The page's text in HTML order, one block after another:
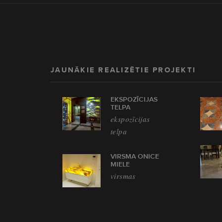
JAUNĀKIE REALIZĒTIE PROJEKTI
EKSPOZĪCIJAS
TELPA
ekspozīcijas
telpa
VIRSMA ONICE
MIELE
virsmas